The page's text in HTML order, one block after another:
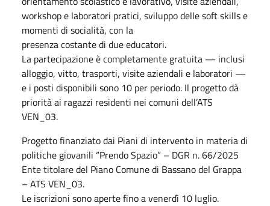
workshop e laboratori pratici, sviluppo delle soft skills e
momenti di socialità, con la
presenza costante di due educatori.
La partecipazione ècompletamente gratuita — inclusi
alloggio, vitto, trasporti, visite aziendali e laboratori —
e i posti disponibili sono 10 per periodo. Il progetto dà
priorità ai ragazzi residenti nei comuni dell’ATS
VEN_03.
Progetto finanziato dai Piani di intervento in materia di
politiche giovanili “Prendo Spazio” – DGR n. 66/2025
Ente titolare del Piano Comune di Bassano del Grappa
– ATS VEN_03.
Le iscrizioni sono aperte fino a venerdì 10 luglio.